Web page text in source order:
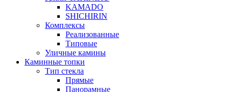
KAMADO
SHICHIRIN
Комплексы
Реализованные
Типовые
Уличные камины
Каминные топки
Тип стекла
Прямые
Панорамные